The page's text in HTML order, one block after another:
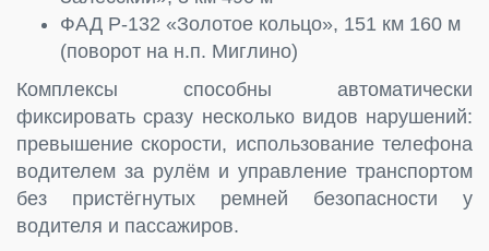
ФАД Р-132 «Золотое кольцо», 151 км 160 м
(поворот на н.п. Миглино)
Комплексы способны автоматически
фиксировать сразу несколько видов нарушений:
превышение скорости, использование телефона
водителем за рулём и управление транспортом
без пристёгнутых ремней безопасности у
водителя и пассажиров.